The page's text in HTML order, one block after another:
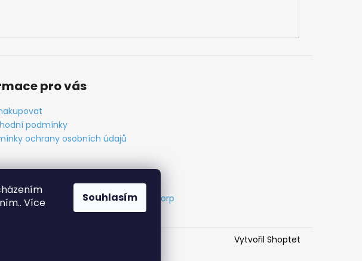
Více
Souhlasím
pro vás
podmínky
ochrany osobních údajů
Kontakt O nás Vytvořil Cabakorp
Vytvořil Shoptet